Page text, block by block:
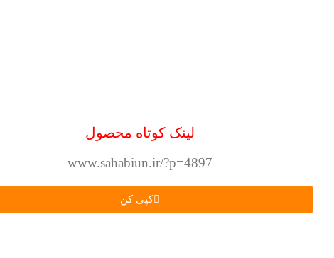
لینک کوتاه محصول
www.sahabiun.ir/?p=4897
کپی کن